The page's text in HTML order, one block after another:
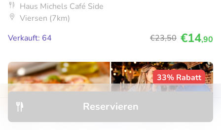
Reservieren
Haus Michels Café Side
Viersen (7km)
Verkauft: 64
€23,50 €14,90
33% Rabatt